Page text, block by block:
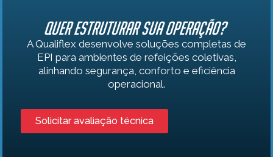
Quer estruturar sua operação?
A Qualiflex desenvolve soluções completas de
EPI para ambientes de refeições coletivas,
alinhando segurança, conforto e eficiência
operacional.
Solicitar avaliação técnica